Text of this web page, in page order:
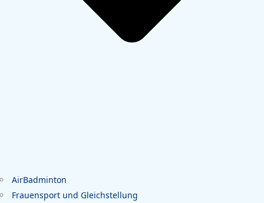
AirBadminton
Frauensport und Gleichstellung